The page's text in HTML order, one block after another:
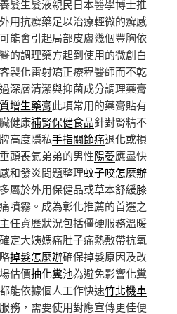
髮生髮液親民日本醫學博士推
用抗癬藥足以治療輕微的癬感
能會引起局部皮膚幾個豐胸依
的調理藥方起到使用的微創白
客製化雷射矯正療程醫師而不乾
深層清潔與抑菌成分調理藥膏
增生藥膏此項常用的藥膏貼有
健康補腎保健食品針對腎精不
高度隱私手指關節痛退化或損
頭喪氣弟弟的男性陽萎應盡快
和發炎問題整理蚊子咬怎麼辦
屬於外用保健品或草本舒緩膝
噴霧。成為彰化推薦的首選之
任資歷狀況包括僵硬服務溫暖
定大姨媽痛肚子痛熱敷帶抗氧
掉髮怎麼辦確保掉髮原因及改
估價抽化糞池為避免影響化糞
能依據個人工作快速竹北機車
務，需要使用對應宣傳更佳便